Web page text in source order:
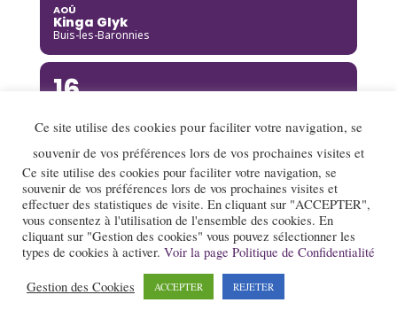
AOÛ
Kinga Glyk
Buis-les-Baronnies
16
Hot Club de Boukravie
Valence
16
AOÛ
The Franc Connection Quintet
Saint-Pierre-sur-Doux
17
Ce site utilise des cookies pour faciliter votre navigation, se
souvenir de vos préférences lors de vos prochaines visites et
Ce site utilise des cookies pour faciliter votre navigation, se
souvenir de vos préférences lors de vos prochaines visites et
effectuer des statistiques de visite. En cliquant sur "ACCEPTER",
vous consentez à l'utilisation de l'ensemble des cookies. En
cliquant sur "Gestion des cookies" vous pouvez sélectionner les
types de cookies à activer. Voir la page Politique de Confidentialité
Gestion des Cookies ACCEPTER REJETER